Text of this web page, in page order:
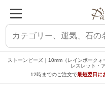
ストーンビーズ｜10mm（レインボーク
レスレット・
12時までのご注文で最短翌日に